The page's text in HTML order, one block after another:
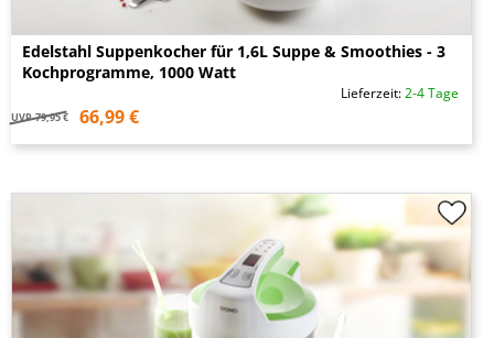
Edelstahl Suppenkocher für 1,6L Suppe & Smoothies - 3
Kochprogramme, 1000 Watt
Lieferzeit:2-4 Tage
UVP 79,95 € 66,99 €